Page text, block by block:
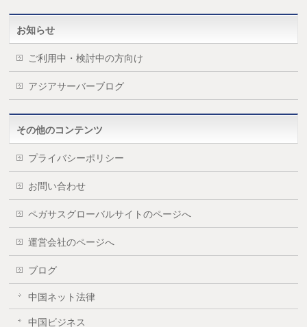
お知らせ
ご利用中・検討中の方向け
アジアサーバーブログ
その他のコンテンツ
プライバシーポリシー
お問い合わせ
ペガサスグローバルサイトのページへ
運営会社のページへ
ブログ
中国ネット法律
中国ビジネス